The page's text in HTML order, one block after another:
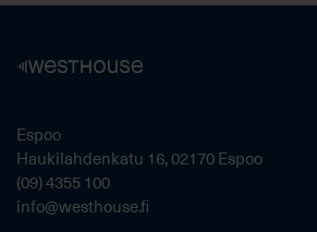
Espoo
Haukilahdenkatu 16, 02170 Espoo
(09) 4355 100
info@westhouse.fi